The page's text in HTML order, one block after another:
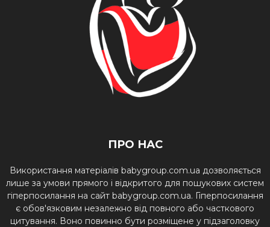
ПРО НАС
Використання матеріалів babygroup.com.ua дозволяється
лише за умови прямого і відкритого для пошукових систем
гіперпосилання на сайт babygroup.com.ua. Гіперпосилання
є обов'язковим незалежно від повного або часткового
цитування. Воно повинно бути розміщене у підзаголовку